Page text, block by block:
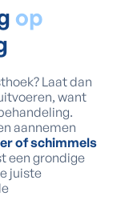
op
Laat dan
want
aannemen
of schimmels
een grondige
juiste